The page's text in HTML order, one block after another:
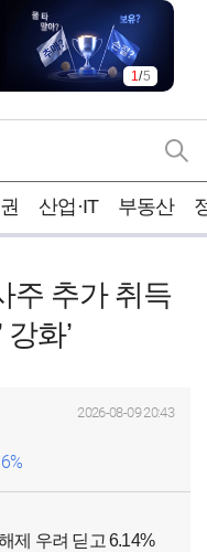
1/5
산업·IT 부동산
주 추가 취득
화’
2026-08-09 20:43
제 우려 딛고 6.14%